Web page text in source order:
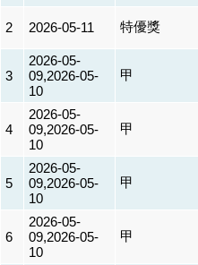
2 2026-05-11 特優獎
3
2026-05-
09,2026-05-
10
甲
4
2026-05-
09,2026-05-
10
甲
5
2026-05-
09,2026-05-
10
甲
6
2026-05-
09,2026-05-
10
甲